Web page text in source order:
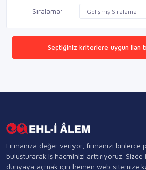
Sıralama:
Seçtiğiniz kriterlere uygun ilan
Firmanıza değer veriyor, firmanızı
buluşturarak iş hacminizi arttırıyoruz.
dünyaya açmak için hemen web sitemize